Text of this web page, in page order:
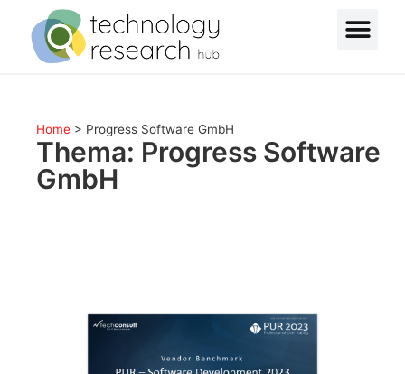
Home > Progress Software GmbH
Thema: Progress Software
GmbH